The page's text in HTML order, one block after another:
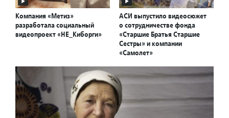
Компания «Метиз»
разработала социальный
видеопроект «НЕ_Киборги»
АСИ выпустило видеосюжет
о сотрудничестве фонда
«Старшие Братья Старшие
Сестры» и компании
«Самолет»